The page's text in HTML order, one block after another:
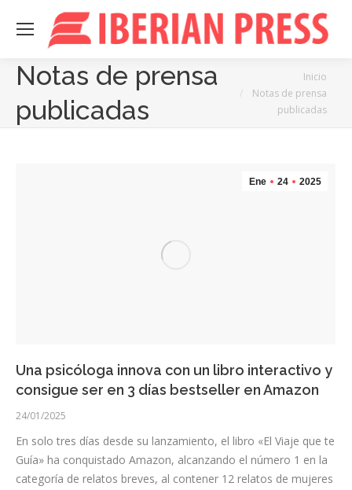
Notas de prensa
publicadas
Inicio
Notas de prensa
publicadas
Ene 24 2025
Una psicóloga innova con un libro interactivo y
consigue ser en 3 días bestseller en Amazon
24/01/2025
En solo tres días desde su lanzamiento, el libro «El Viaje que te
Guía» ha conquistado Amazon, alcanzando el número 1 en la
categoría de relatos breves, al contener 12 relatos de mujeres